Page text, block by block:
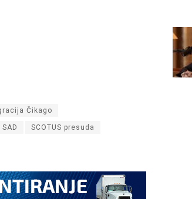
Čikago
SAD SCOTUS presuda